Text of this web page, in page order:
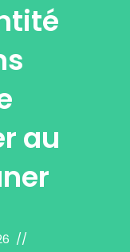
au